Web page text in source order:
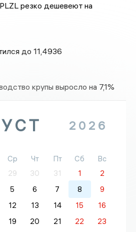
резко дешевеют на
до 11,4936
крупы выросло на 7,1%
2026
Ср Чт Пт Сб
Вс
29 30 31 1
2
5 6 7 8
9
12 13 14 15
16
19 20 21 22
23